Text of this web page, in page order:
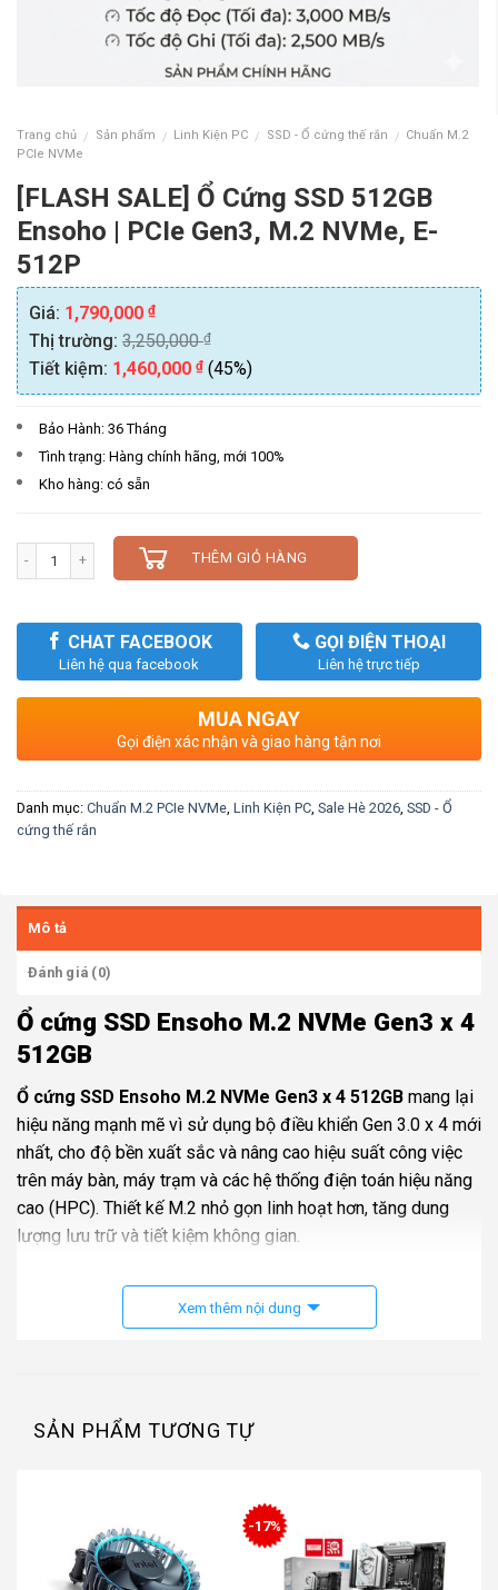
Trang chủ / Sản phẩm / Linh Kiện PC / SSD - Ổ cứng thế rắn / Chuẩn M.2
PCIe NVMe
[FLASH SALE] Ổ Cứng SSD 512GB
Ensoho | PCIe Gen3, M.2 NVMe, E-
512P
Giá: 1,790,000 ₫
Thị trường: 3,250,000₫
Tiết kiệm: 1,460,000 ₫ (45%)
Bảo Hành: 36 Tháng
Tình trạng: Hàng chính hãng, mới 100%
Kho hàng: có sẵn
Số lượng THÊM GIỎ HÀNG
CHAT FACEBOOK
Liên hệ qua facebook
GỌI ĐIỆN THOẠI
Liên hệ trực tiếp
MUA NGAY
Gọi điện xác nhận và giao hàng tận nơi
Danh mục: Chuẩn M.2 PCIe NVMe, Linh Kiện PC, Sale Hè 2026, SSD - Ổ
cứng thế rắn
Mô tả
Đánh giá (0)
Ổ cứng SSD Ensoho M.2 NVMe Gen3 x 4
512GB
Ổ cứng SSD Ensoho M.2 NVMe Gen3 x 4 512GB mang lại
hiệu năng mạnh mẽ vì sử dụng bộ điều khiển Gen 3.0 x 4 mới
nhất, cho độ bền xuất sắc và nâng cao hiệu suất công việc
trên máy bàn, máy trạm và các hệ thống điện toán hiệu năng
cao (HPC). Thiết kế M.2 nhỏ gọn linh hoạt hơn, tăng dung
lượng lưu trữ và tiết kiệm không gian.
Ổ cứng SSD Ensoho M.2 NVMe Gen3 x 4 512GB
độ đọc/ghi cao, sử dụng giao tiếp M.2 NVME và kích thước
Thương hiệu
Ensoho
Đọc tuần tự
3000 Mbps
Xem thêm nội dung
SẢN PHẨM TƯƠNG TỰ
-17%